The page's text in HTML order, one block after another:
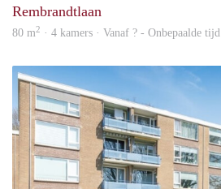
Rembrandtlaan
80 m2 · 4 kamers · Vanaf ? - Onbepaalde tijd